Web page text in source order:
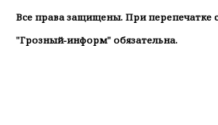
Все права защищены. При перепечатке
"Грозный-информ" обязательна.